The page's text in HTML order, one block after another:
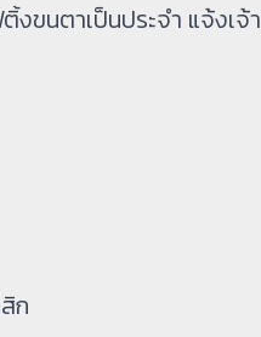
ขนตาเป็นประจำ แจ้งเจ้
ก